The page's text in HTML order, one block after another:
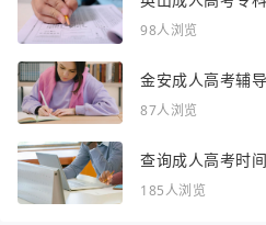
98人浏览
金安成人高考辅
87人浏览
查询成人高考时间
185人浏览